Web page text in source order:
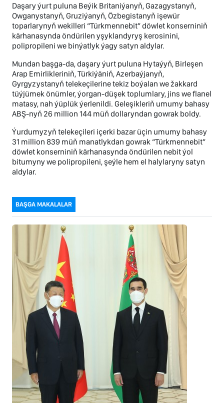
Daşary ýurt puluna Beýik Britaniýanyň, Gazagystanyň,
Owganystanyň, Gruziýanyň, Özbegistanyň işewür
toparlarynyň wekilleri “Türkmennebit” döwlet konserniniň
kärhanasynda öndürilen yşyklandyryş kerosinini,
polipropileni we binýatlyk ýagy satyn aldylar.
Mundan başga-da, daşary ýurt puluna Hytaýyň, Birleşen
Arap Emirlikleriniň, Türkiýäniň, Azerbaýjanyň,
Gyrgyzystanyň telekeçilerine tekiz boýalan we žakkard
tüýjümek önümler, ýorgan-düşek toplumlary, jins we flanel
matasy, nah ýüplük ýerlenildi. Geleşikleriň umumy bahasy
ABŞ-nyň 26 million 144 müň dollaryndan gowrak boldy.
Ýurdumyzyň telekeçileri içerki bazar üçin umumy bahasy
31 million 839 müň manatlykdan gowrak “Türkmennebit”
döwlet konserniniň kärhanasynda öndürilen nebit ýol
bitumyny we polipropileni, şeýle hem el halylaryny satyn
aldylar.
BAŞGA MAKALALAR